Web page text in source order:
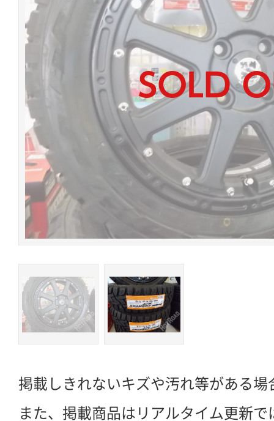
掲載しきれないキズや汚れ等がある場
また、掲載商品はリアルタイム更新